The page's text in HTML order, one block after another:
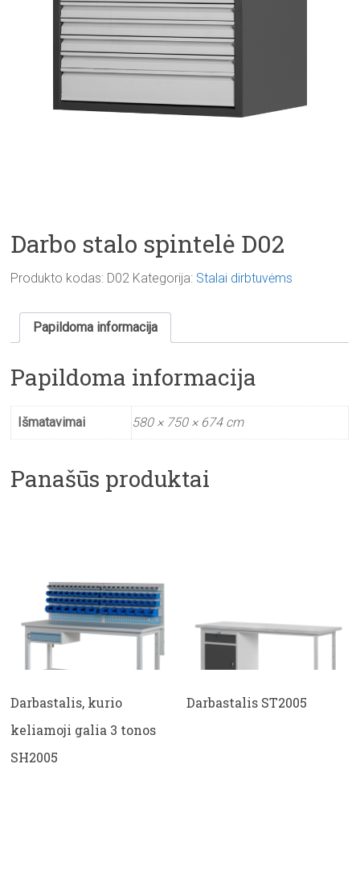
Darbo stalo spintelė D02
Produkto kodas: D02 Kategorija: Stalai dirbtuvėms
Papildoma informacija
Papildoma informacija
Išmatavimai 580 × 750 × 674 cm
Panašūs produktai
Darbastalis, kurio
keliamoji galia 3 tonos
SH2005
Darbastalis ST2005